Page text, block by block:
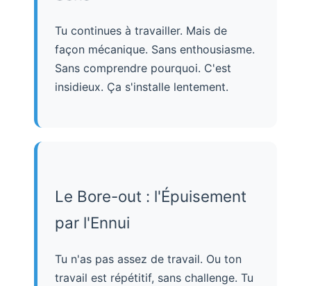
Tu continues à travailler. Mais de
façon mécanique. Sans enthousiasme.
Sans comprendre pourquoi. C'est
insidieux. Ça s'installe lentement.
Le Bore-out : l'Épuisement
par l'Ennui
Tu n'as pas assez de travail. Ou ton
travail est répétitif, sans challenge. Tu